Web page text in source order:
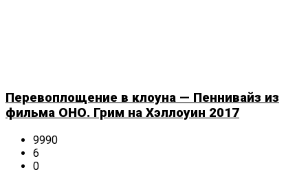
Перевоплощение в клоуна — Пеннивайз из
фильма ОНО. Грим на Хэллоуин 2017
9990
6
0